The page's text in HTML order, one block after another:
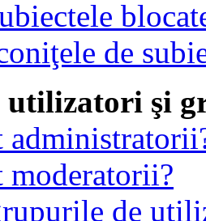
de
utilizatori şi
moderatorii?
de